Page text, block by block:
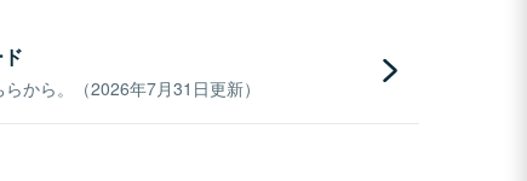
から。（2026年7月31日更新）